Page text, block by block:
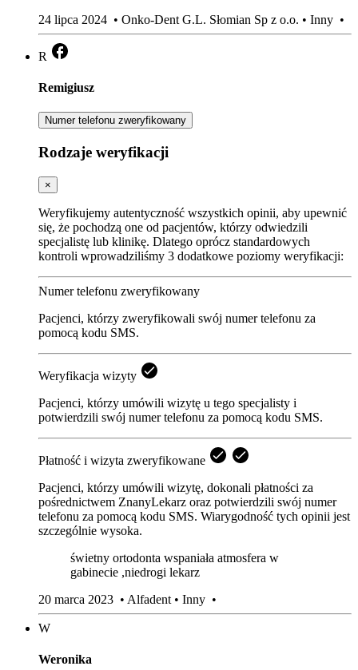
24 lipca 2024 • Onko-Dent G.L. Słomian Sp z o.o. • Inny •
R
Remigiusz
Numer telefonu zweryfikowany
Rodzaje weryfikacji
×
Weryfikujemy autentyczność wszystkich opinii, aby upewnić
się, że pochodzą one od pacjentów, którzy odwiedzili
specjalistę lub klinikę. Dlatego oprócz standardowych
kontroli wprowadziliśmy 3 dodatkowe poziomy weryfikacji:
Numer telefonu zweryfikowany
Pacjenci, którzy zweryfikowali swój numer telefonu za
pomocą kodu SMS.
Weryfikacja wizyty
Pacjenci, którzy umówili wizytę u tego specjalisty i
potwierdzili swój numer telefonu za pomocą kodu SMS.
Płatność i wizyta zweryfikowane
Pacjenci, którzy umówili wizytę, dokonali płatności za
pośrednictwem ZnanyLekarz oraz potwierdzili swój numer
telefonu za pomocą kodu SMS. Wiarygodność tych opinii jest
szczególnie wysoka.
świetny ortodonta wspaniała atmosfera w
gabinecie ,niedrogi lekarz
20 marca 2023 • Alfadent • Inny •
W
Weronika